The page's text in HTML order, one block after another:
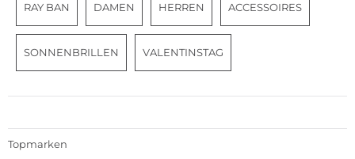
RAY BAN DAMEN HERREN ACCESSOIRES
SONNENBRILLEN VALENTINSTAG
Topmarken